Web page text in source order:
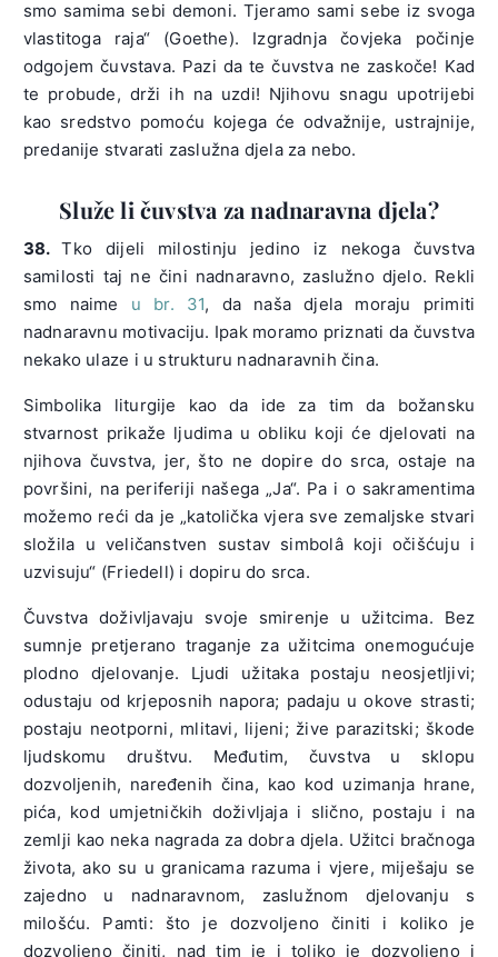
smo samima sebi demoni. Tjeramo sami sebe iz svoga
vlastitoga raja“ (Goethe). Izgradnja čovjeka počinje
odgojem čuvstava. Pazi da te čuvstva ne zaskoče! Kad
te probude, drži ih na uzdi! Njihovu snagu upotrijebi
kao sredstvo pomoću kojega će odvažnije, ustrajnije,
predanije stvarati zaslužna djela za nebo.
Služe li čuvstva za nadnaravna djela?
38.Tko dijeli milostinju jedino iz nekoga čuvstva
samilosti taj ne čini nadnaravno, zaslužno djelo. Rekli
smo naime u br. 31, da naša djela moraju primiti
nadnaravnu motivaciju. Ipak moramo priznati da čuvstva
nekako ulaze i u strukturu nadnaravnih čina.
Simbolika liturgije kao da ide za tim da božansku
stvarnost prikaže ljudima u obliku koji će djelovati na
njihova čuvstva, jer, što ne dopire do srca, ostaje na
površini, na periferiji našega „Ja“. Pa i o sakramentima
možemo reći da je „katolička vjera sve zemaljske stvari
složila u veličanstven sustav simbolâ koji očišćuju i
uzvisuju“ (Friedell) i dopiru do srca.
Čuvstva doživljavaju svoje smirenje u užitcima. Bez
sumnje pretjerano traganje za užitcima onemogućuje
plodno djelovanje. Ljudi užitaka postaju neosjetljivi;
odustaju od krjeposnih napora; padaju u okove strasti;
postaju neotporni, mlitavi, lijeni; žive parazitski; škode
ljudskomu društvu. Međutim, čuvstva u sklopu
dozvoljenih, naređenih čina, kao kod uzimanja hrane,
pića, kod umjetničkih doživljaja i slično, postaju i na
zemlji kao neka nagrada za dobra djela. Užitci bračnoga
života, ako su u granicama razuma i vjere, miješaju se
zajedno u nadnaravnom, zaslužnom djelovanju s
milošću. Pamti: što je dozvoljeno činiti i koliko je
dozvoljeno činiti, nad tim je i toliko je dozvoljeno i